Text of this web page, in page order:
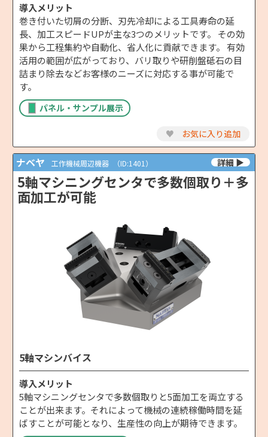
導入メリット
巻き付いた切屑の分断、刃先冷却による工具寿命の延
長、加工スピードUPが主な3つのメリットです。 その効
果から工程集約や自動化、省人化に貢献できます。 有効
活用の範囲が広がっており、バリ取りや研削盤砥石の目
詰まり除去などお客様のニーズに対応する事が可能で
す。
パネル・サンプル展示
♥ お気に入り追加
ナベヤ 工作機械周辺機器 （ID:1401）
5軸マシニングセンタで多数個取り＋多
面加工が可能
5軸マシンバイス
導入メリット
5軸マシニングセンタで多数個取りと5面加工を両立する
ことが出来ます。それによって機械の連続稼働時間を延
ばすことが可能となり、生産性の向上が期待できます。